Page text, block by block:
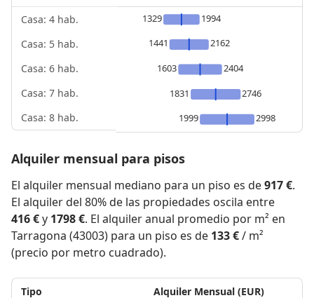
Casa: 4 hab.
Casa: 5 hab.
Casa: 6 hab.
Casa: 7 hab.
Casa: 8 hab.
1329
1994
1441
2162
1603
2404
1831
2746
1999
2998
Alquiler mensual para pisos
El alquiler mensual mediano para un piso es de917 €.
El alquiler del 80% de las propiedades oscila entre
416 €y 1798 €. El alquiler anual promedio por m² en
Tarragona (43003) para un piso es de 133 €/ m²
(precio por metro cuadrado).
Tipo
Alquiler Mensual (EUR)